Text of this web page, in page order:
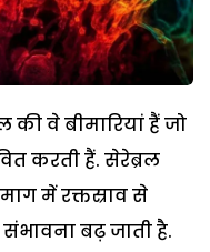
की वे बीमारियां हैं जो
करती हैं. सेरेब्रल
में रक्तस्राव से
बढ़ जाती है.